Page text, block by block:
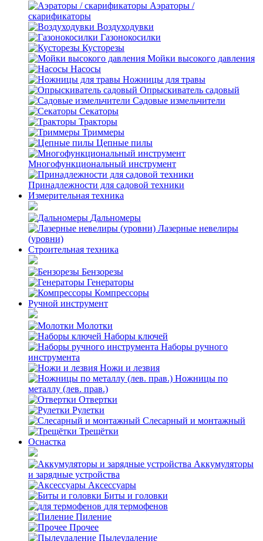
Аэраторы /
скарификаторы
Воздуходувки
Газонокосилки
Кусторезы
Мойки высокого давления
Насосы
Ножницы для травы
Опрыскиватель садовый
Садовые измельчители
Секаторы
Тракторы
Триммеры
Цепные пилы
Многофункциональный инструмент
Принадлежности для садовой техники
Измерительная техника
Дальномеры
Лазерные невелиры
(уровни)
Строительная техника
Бензорезы
Генераторы
Компрессоры
Ручной инструмент
Молотки
Наборы ключей
Наборы ручного
инструмента
Ножи и лезвия
Ножницы по
металлу (лев. прав.)
Отвертки
Рулетки
Слесарный и монтажный
Трещётки
Оснастка
Аккумуляторы
и зарядные устройства
Аксессуары
Биты и головки
для термофенов
Пиление
Прочее
Пылеудаление